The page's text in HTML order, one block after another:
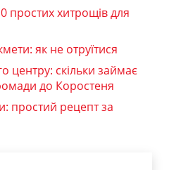
простих хитрощів для
як не отруїтися
центру: скільки займає
до Коростеня
простий рецепт за